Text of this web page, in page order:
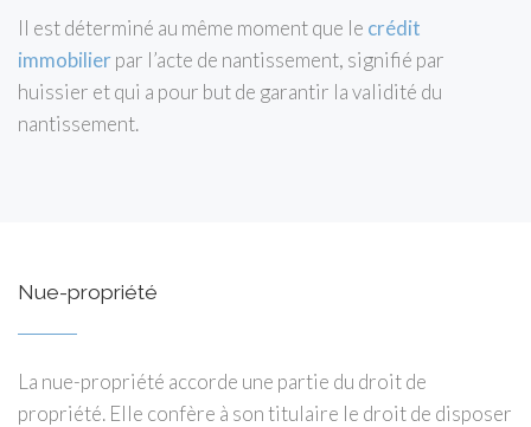
Il est déterminé au même moment que le crédit
immobilierpar l’acte de nantissement, signifié par
huissier et qui a pour but de garantir la validité du
nantissement.
Nue-propriété
La nue-propriété accorde une partie du droit de
propriété. Elle confère à son titulaire le droit de disposer